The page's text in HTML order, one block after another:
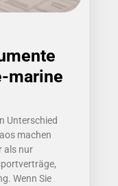
marine
Unterschied
machen
als nur
Wenn Sie